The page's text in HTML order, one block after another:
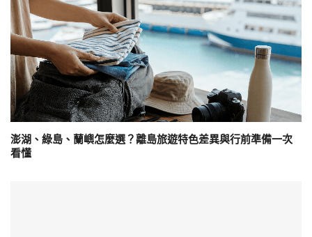
澎湖、綠島、蘭嶼怎麼選？離島旅遊特色差異與行前準備一次
看懂